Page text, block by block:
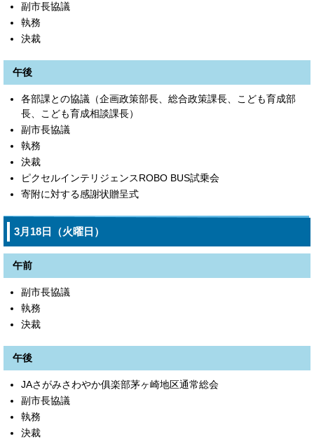
副市長協議
執務
決裁
午後
各部課との協議（企画政策部長、総合政策課長、こども育成部
長、こども育成相談課長）
副市長協議
執務
決裁
ピクセルインテリジェンスROBO BUS試乗会
寄附に対する感謝状贈呈式
3月18日（火曜日）
午前
副市長協議
執務
決裁
午後
JAさがみさわやか俱楽部茅ヶ崎地区通常総会
副市長協議
執務
決裁